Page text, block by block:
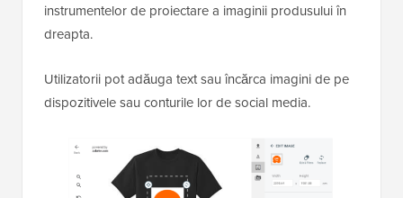
instrumentelor de proiectare a imaginii produsului în
dreapta.
Utilizatorii pot adăuga text sau încărca imagini de pe
dispozitivele sau conturile lor de social media.